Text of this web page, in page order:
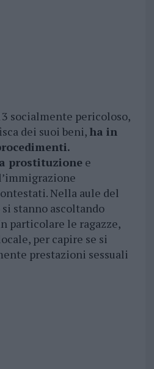
socialmente pericoloso,
dei suoi beni, ha in
prostituzionee
Nella aule del
stanno ascoltando
particolare le ragazze,
per capire se si
prestazioni sessuali